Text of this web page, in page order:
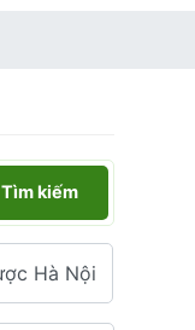
Tìm kiếm